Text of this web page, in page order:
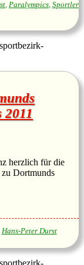
, Paralympics, Sportler
2011
herzlich für die
Dortmunds
Hans-Peter Durst